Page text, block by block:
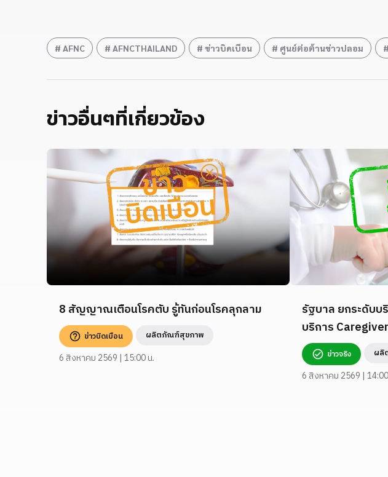
AFNC AFNCTHAILAND ข่าวบิดเบือน ศูนย์ต่อต้านข่าวปลอม
ข่าวอื่นๆที่เกี่ยวข้อง
8 สัญญาณเตือนโรคตับ รู้ทันก่อนโรคลุกลาม
ข่าวบิดเบือน ผลิตภัณฑ์สุขภาพ
6 สิงหาคม 2569 | 15:00 น.
รัฐบาล ยกระดับ
บริการ
ข่าวจริง ผลิ
6 สิงหาคม 2569 |